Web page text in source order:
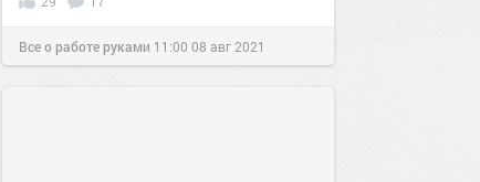
Все о работе руками 11:00 08 авг 2021